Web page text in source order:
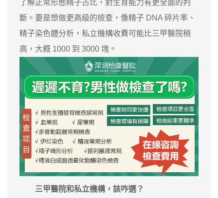
了解正常形態精子占比，對生育能力有更全面的判
斷。要是想做更高級的檢查，像精子 DNA 碎片率、
精子染色體分析，私立機構收費可能比三甲醫院稍
高，大概 1000 到 3000 塊。
三甲醫院和私立機構，該咋選？